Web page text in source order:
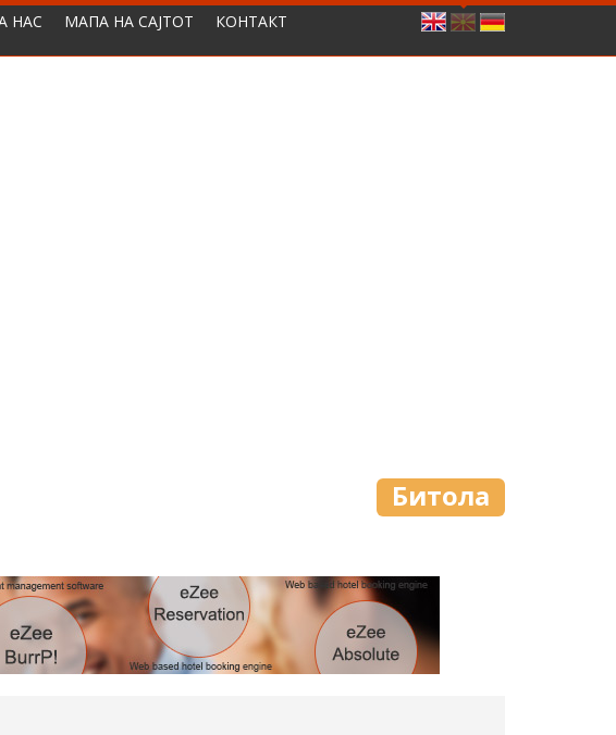
НАС МАПА НА САЈТОТ КОНТАКТ
Битола